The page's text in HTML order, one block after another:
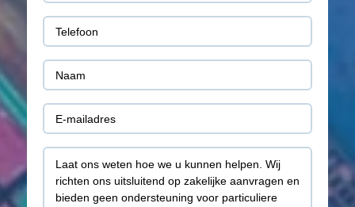
(Vereist)
Telefoon
(Vereist)
Naam
(Vereist)
E-
(Vereist)